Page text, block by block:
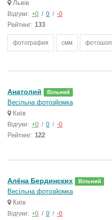
Львів
Відгуки: +0 / 0 / -0
Рейтинг: 133
фотография смм фотошоп
Анатолий Вільний
Весільна фотозйомка
Київ
Відгуки: +0 / 0 / -0
Рейтинг: 122
Алёна Бердинских Вільний
Весільна фотозйомка
Київ
Відгуки: +0 / 0 / -0